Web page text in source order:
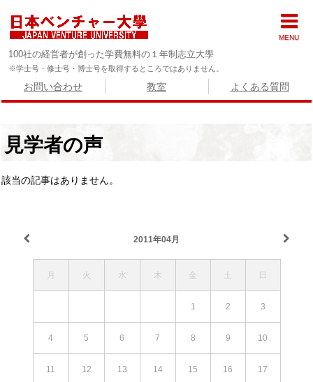
100社の経営者が創った学費無料の１年制志立大學
※学士号・修士号・博士号を取得するところではありません。
お問い合わせ 教室 よくある質問
見学者の声
該当の記事はありません。
2011年04月
月 火 水 木 金 土 日
1 2 3
4 5 6 7 8 9 10
11 12 13 14 15 16 17
MENU